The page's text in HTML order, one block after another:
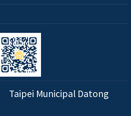
Taipei Municipal Datong